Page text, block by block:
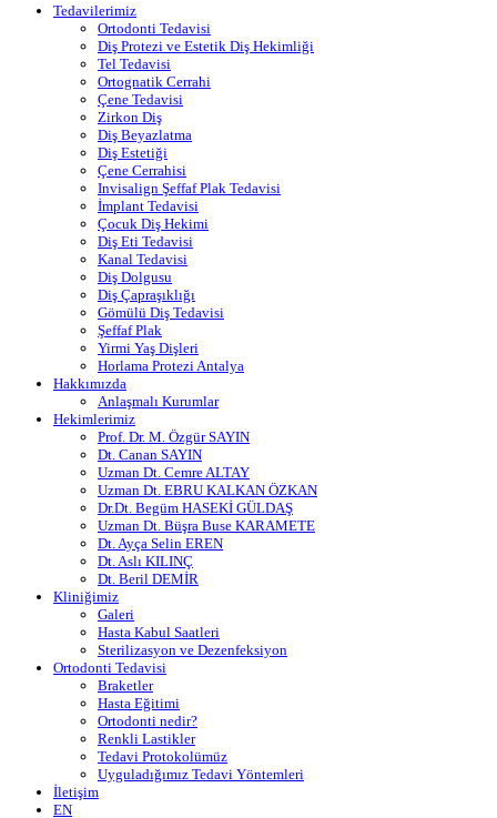
Tedavilerimiz
Ortodonti Tedavisi
Diş Protezi ve Estetik Diş Hekimliği
Tel Tedavisi
Ortognatik Cerrahi
Çene Tedavisi
Zirkon Diş
Diş Beyazlatma
Diş Estetiği
Çene Cerrahisi
Invisalign Şeffaf Plak Tedavisi
İmplant Tedavisi
Çocuk Diş Hekimi
Diş Eti Tedavisi
Kanal Tedavisi
Diş Dolgusu
Diş Çapraşıklığı
Gömülü Diş Tedavisi
Şeffaf Plak
Yirmi Yaş Dişleri
Horlama Protezi Antalya
Hakkımızda
Anlaşmalı Kurumlar
Hekimlerimiz
Prof. Dr. M. Özgür SAYIN
Dt. Canan SAYIN
Uzman Dt. Cemre ALTAY
Uzman Dt. EBRU KALKAN ÖZKAN
Dr.Dt. Begüm HASEKİ GÜLDAŞ
Uzman Dt. Büşra Buse KARAMETE
Dt. Ayça Selin EREN
Dt. Aslı KILINÇ
Dt. Beril DEMİR
Kliniğimiz
Galeri
Hasta Kabul Saatleri
Sterilizasyon ve Dezenfeksiyon
Ortodonti Tedavisi
Braketler
Hasta Eğitimi
Ortodonti nedir?
Renkli Lastikler
Tedavi Protokolümüz
Uyguladığımız Tedavi Yöntemleri
İletişim
EN